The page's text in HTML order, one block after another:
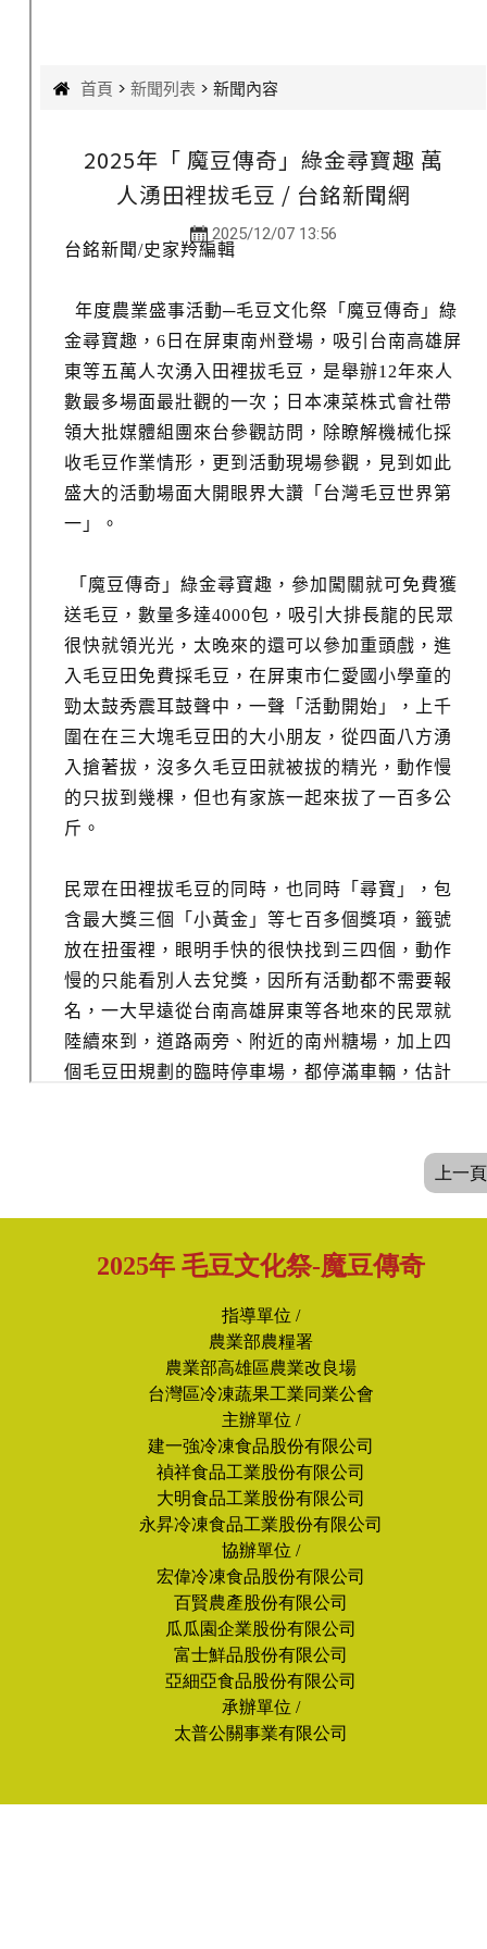
上一頁
2025年 毛豆文化祭-魔豆傳奇
指導單位 /
農業部農糧署
農業部高雄區農業改良場
台灣區冷凍蔬果工業同業公會
主辦單位 /
建一強冷凍食品股份有限公司
禎祥食品工業股份有限公司
大明食品工業股份有限公司
永昇冷凍食品工業股份有限公司
協辦單位 /
宏偉冷凍食品股份有限公司
百賢農產股份有限公司
瓜瓜園企業股份有限公司
富士鮮品股份有限公司
亞細亞食品股份有限公司
承辦單位 /
太普公關事業有限公司